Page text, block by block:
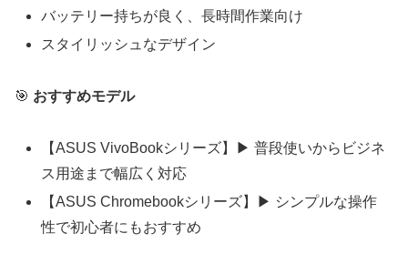
バッテリー持ちが良く、長時間作業向け
スタイリッシュなデザイン
🎯 おすすめモデル
【ASUS VivoBookシリーズ】▶ 普段使いからビジネ
ス用途まで幅広く対応
【ASUS Chromebookシリーズ】▶ シンプルな操作
性で初心者にもおすすめ